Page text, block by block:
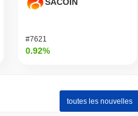
SACOIN
#7621
0.92%
toutes les nouvelles